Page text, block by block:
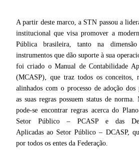
A partir deste marco, a STN passou a
institucional que visa promover a
Pública brasileira, tanto na
instrumentos que dão suporte à sua
foi criado o Manual de Contabilidade
(MCASP), que traz todos os conceitos,
alinhados com o processo de adoção dos
as suas regras possuem status de
pode-se encontrar regras acerca do
Setor Público – PCASP e das
Aplicadas ao Setor Público – DCASP,
por todos os entes da Federação.